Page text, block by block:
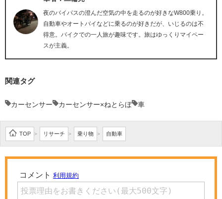
夜のバイパスの澄んだ空気の中を走るのが好きなW800乗り。
自動車やオートバイなどに乗るのが好きだが、いじるのは不
得意。バイクでの一人旅が趣味です。旅はゆっくりマイペー
スが主義。
関連タグ
カーセンサー カーセンサー×ねとらぼ 車
TOP > リサーチ > 乗り物 > 自動車